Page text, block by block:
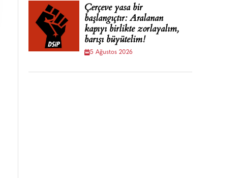
Çerçeve yasa bir
başlangıçtır: Aralanan
kapıyı birlikte zorlayalım,
barışı büyütelim!
5 Ağustos 2026